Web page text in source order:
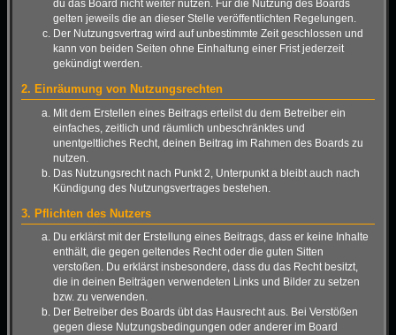
du das Board nicht weiter nutzen. Für die Nutzung des Boards
gelten jeweils die an dieser Stelle veröffentlichten Regelungen.
Der Nutzungsvertrag wird auf unbestimmte Zeit geschlossen und
kann von beiden Seiten ohne Einhaltung einer Frist jederzeit
gekündigt werden.
2. Einräumung von Nutzungsrechten
Mit dem Erstellen eines Beitrags erteilst du dem Betreiber ein
einfaches, zeitlich und räumlich unbeschränktes und
unentgeltliches Recht, deinen Beitrag im Rahmen des Boards zu
nutzen.
Das Nutzungsrecht nach Punkt 2, Unterpunkt a bleibt auch nach
Kündigung des Nutzungsvertrages bestehen.
3. Pflichten des Nutzers
Du erklärst mit der Erstellung eines Beitrags, dass er keine Inhalte
enthält, die gegen geltendes Recht oder die guten Sitten
verstoßen. Du erklärst insbesondere, dass du das Recht besitzt,
die in deinen Beiträgen verwendeten Links und Bilder zu setzen
bzw. zu verwenden.
Der Betreiber des Boards übt das Hausrecht aus. Bei Verstößen
gegen diese Nutzungsbedingungen oder anderer im Board